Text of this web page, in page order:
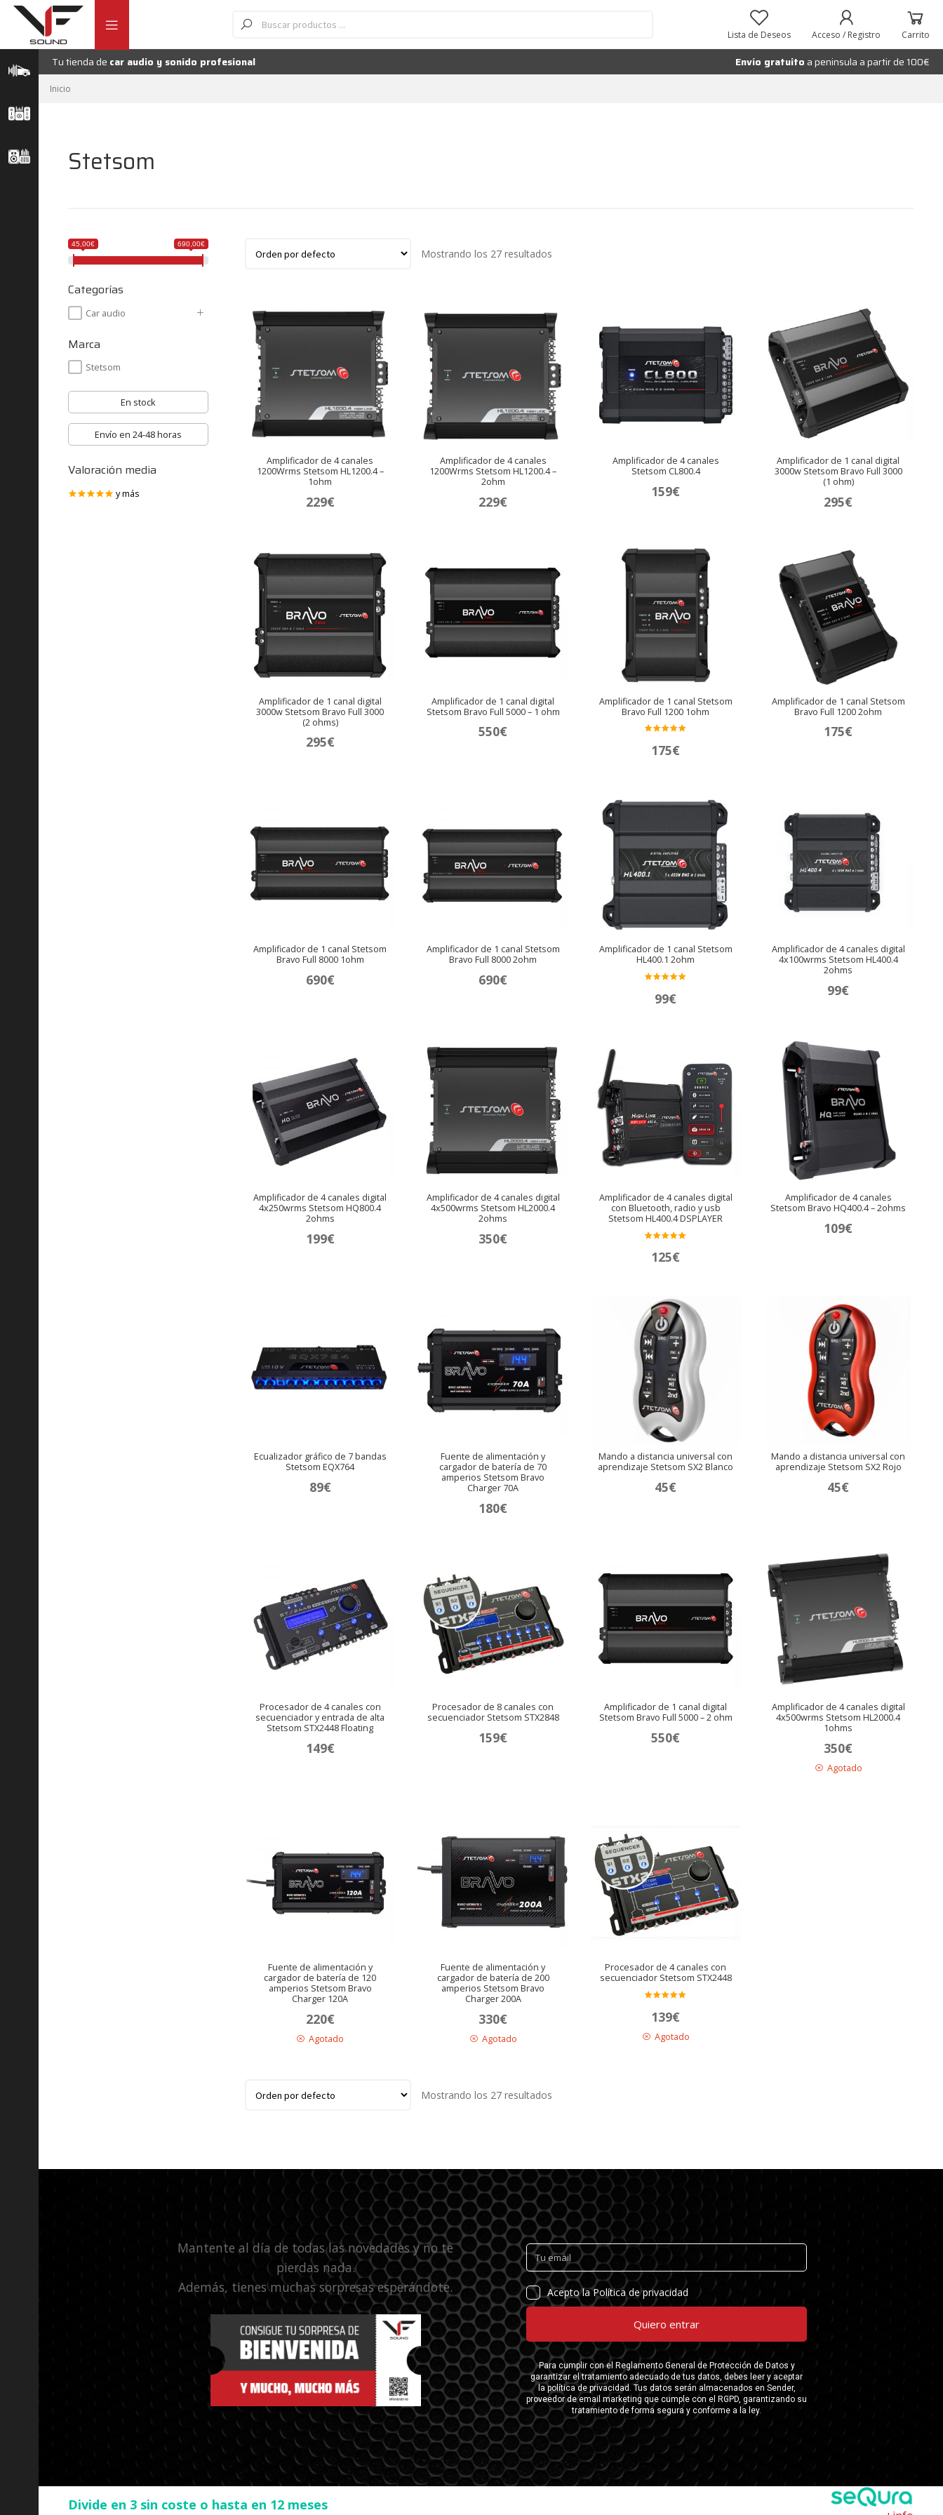
Ir
navegación
Ir
contenido
de
productos Lista de Deseos Acceso / Registro Carrito
Tu tienda de car audio y sonido profesional Envío gratuito a peninsula a partir de 100€
Inicio
Stetsom
Mostrando los 27 resultados
Amplificador de 4 canales
1200Wrms Stetsom HL1200.4 –
1ohm
229€
Amplificador de 4 canales
1200Wrms Stetsom HL1200.4 –
2ohm
229€
Amplificador de 4 canales
Stetsom CL800.4
159€
Amplificador de 1 canal digital
3000w Stetsom Bravo Full 3000
(1 ohm)
295€
Amplificador de 1 canal digital
3000w Stetsom Bravo Full 3000
(2 ohms)
295€
Amplificador de 1 canal digital
Stetsom Bravo Full 5000 – 1 ohm
550€
Amplificador de 1 canal Stetsom
Bravo Full 1200 1ohm
do en
175€
Amplificador de 1 canal Stetsom
Bravo Full 1200 2ohm
175€
Amplificador de 1 canal Stetsom
Bravo Full 8000 1ohm
690€
Amplificador de 1 canal Stetsom
Bravo Full 8000 2ohm
690€
Amplificador de 1 canal Stetsom
HL400.1 2ohm
do en
99€
Amplificador de 4 canales digital
4x100wrms Stetsom HL400.4
2ohms
99€
Amplificador de 4 canales digital
4x250wrms Stetsom HQ800.4
2ohms
199€
Amplificador de 4 canales digital
4x500wrms Stetsom HL2000.4
2ohms
350€
Amplificador de 4 canales digital
con Bluetooth, radio y usb
Stetsom HL400.4 DSPLAYER
do en
125€
Amplificador de 4 canales
Stetsom Bravo HQ400.4 – 2ohms
109€
Ecualizador gráfico de 7 bandas
Stetsom EQX764
89€
Fuente de alimentación y
cargador de batería de 70
amperios Stetsom Bravo
Charger 70A
180€
Mando a distancia universal con
aprendizaje Stetsom SX2 Blanco
45€
Mando a distancia universal con
aprendizaje Stetsom SX2 Rojo
45€
Procesador de 4 canales con
secuenciador y entrada de alta
Stetsom STX2448 Floating
149€
Procesador de 8 canales con
secuenciador Stetsom STX2848
159€
Amplificador de 1 canal digital
Stetsom Bravo Full 5000 – 2 ohm
550€
Amplificador de 4 canales digital
4x500wrms Stetsom HL2000.4
1ohms
350€
Agotado
Fuente de alimentación y
cargador de batería de 120
amperios Stetsom Bravo
Charger 120A
220€
Agotado
Fuente de alimentación y
cargador de batería de 200
amperios Stetsom Bravo
Charger 200A
330€
Agotado
Procesador de 4 canales con
secuenciador Stetsom STX2448
do en
5.00de 5
139€
Agotado
Mostrando los 27 resultados
45,00€ 690,00€
Categorías
Car audio
Marca
Stetsom
En stock
Envío en 24-48 horas
Valoración media
Mantente al día de todas las novedades y no te
pierdas nada.
Además, tienes muchas sorpresas esperándote.
Divide en 3 sin coste o hasta en 12 meses